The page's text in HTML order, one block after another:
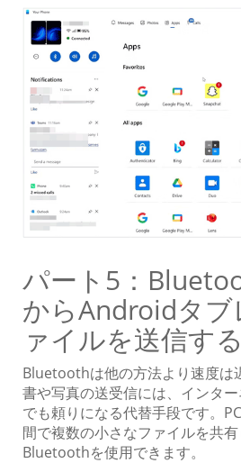
パート5：
からAndroidタブ
ァイルを送信す
Bluetoothは他の方法より速度は
書や写真の送受信には、インタ
でも頼りになる代替手段です。
間で複数の小さなファイルを共有
Bluetoothを使用できます。